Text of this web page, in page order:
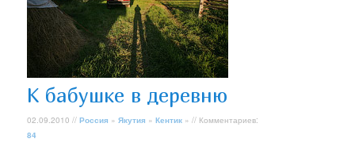
К бабушке в деревню
02.09.2010 //Россия »Якутия »Кентик » // Комментариев:
84